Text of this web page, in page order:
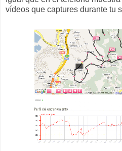
vídeos que captures durante tu